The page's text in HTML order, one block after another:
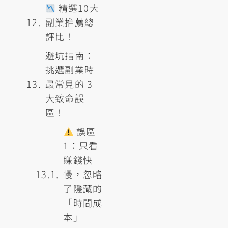
精選10大
副業推薦總
評比！
避坑指南：
挑選副業時
最常見的 3
大致命誤
區！
誤區
1：只看
賺錢快
慢，忽略
了隱藏的
「時間成
本」